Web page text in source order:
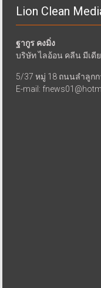
Lion Clean
ฐากูร คงมิ่ง
บริษัท ไลอ้อน คลีน มีเดี
5/37 หมู่ 18 ถนนลำลูก
E-mail: